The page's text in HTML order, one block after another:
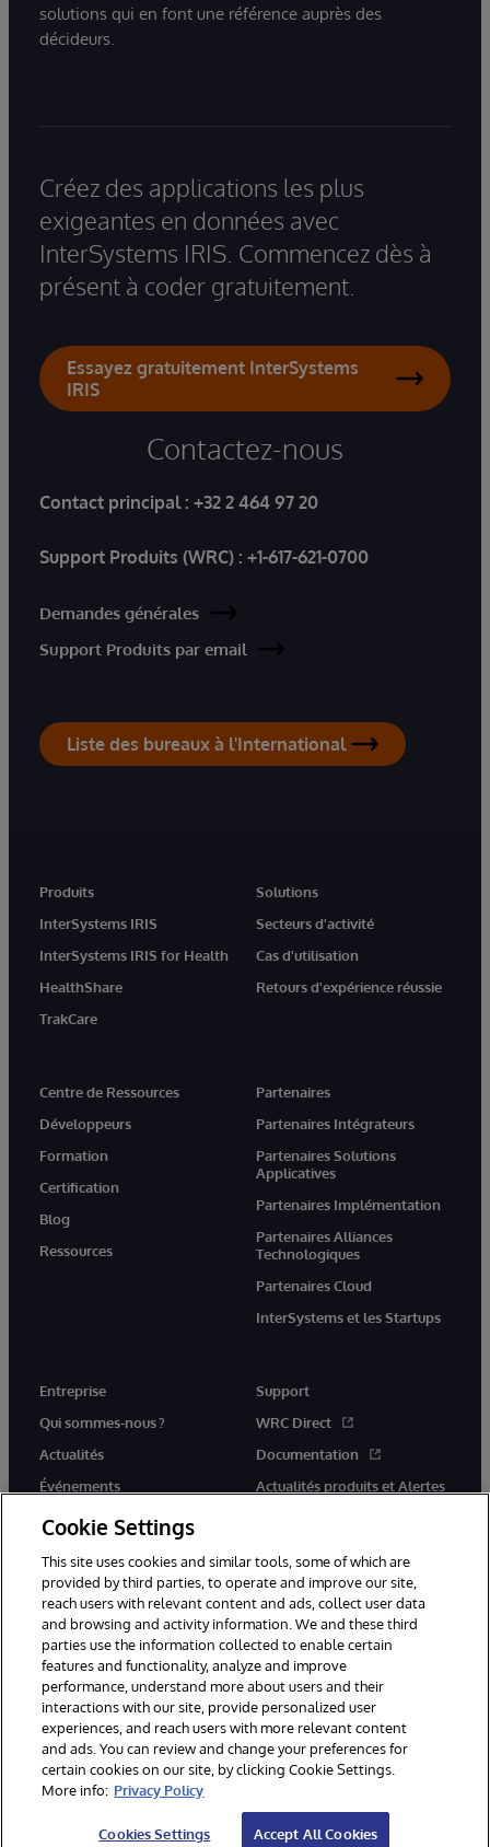
solutions qui en font une référence auprès des
décideurs.
Créez des applications les plus
exigeantes en données avec
InterSystems IRIS. Commencez dès à
présent à coder gratuitement.
Essayez gratuitement InterSystems
IRIS
Contactez-nous
Contact principal : +32 2 464 97 20
Support Produits (WRC) : +1-617-621-0700
Demandes générales
Support Produits par email
Liste des bureaux à l'International
Produits
InterSystems IRIS
InterSystems IRIS for Health
HealthShare
TrakCare
Solutions
Secteurs d'activité
Cas d'utilisation
Retours d'expérience réussie
Centre de Ressources
Développeurs
Formation
Certification
Blog
Ressources
Partenaires
Partenaires Intégrateurs
Partenaires Solutions
Applicatives
Partenaires Implémentation
Partenaires Alliances
Technologiques
Partenaires Cloud
InterSystems et les Startups
Entreprise
Qui sommes-nous ?
Actualités
Événements
Rejoignez-nous
Support
WRC Direct
Documentation
Actualités produits et Alertes
© 1996-2026 InterSystems Corporation, Cambridge, MA. Tous droits
réservés.
Mentions légales
Déclaration de confidentialité d'InterSystems Corporation
Garantie
Accessibilité
Cookie Settings
This site uses cookies and similar tools, some of which are
provided by third parties, to operate and improve our site,
reach users with relevant content and ads, collect user data
and browsing and activity information. We and these third
parties use the information collected to enable certain
features and functionality, analyze and improve
performance, understand more about users and their
interactions with our site, provide personalized user
experiences, and reach users with more relevant content
and ads. You can review and change your preferences for
certain cookies on our site, by clicking Cookie Settings.
More info: Privacy Policy
Cookies Settings Accept All Cookies